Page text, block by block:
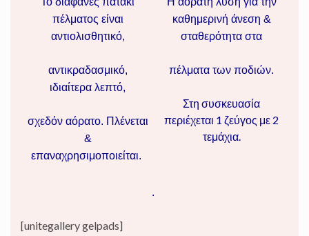
πέλματος είναι
αντιολισθητικό,
αντικραδασμικό,
ιδιαίτερα λεπτό,
σχεδόν αόρατο. Πλένεται
&
επαναχρησιμοποιείται.
καθημερινή άνεση &
σταθερότητα στα
πέλματα των ποδιών.
Στη συσκευασία
περιέχεται 1 ζεύγος με 2
τεμάχια.
.
[unitegallery gelpads]